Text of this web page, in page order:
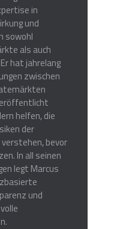
in
und
sowohl
als auch
hat jahrelang
zwischen
helfen, die
der
bevor
In all seinen
legt Marcus
und